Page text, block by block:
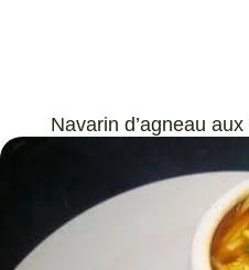
Navarin d’agneau